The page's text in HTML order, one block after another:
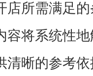
店所需满足
容将系统性
清晰的参考